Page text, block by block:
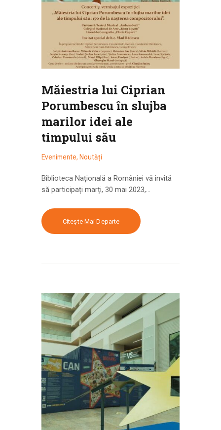
Măiestria lui Ciprian
Porumbescu în slujba
marilor idei ale
timpului său
Evenimente, Noutăți
Biblioteca Națională a României vă invită
să participați marți, 30 mai 2023,…
Citește Mai Departe